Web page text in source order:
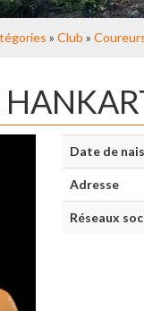
» Club »
Date de
Adresse
Réseaux